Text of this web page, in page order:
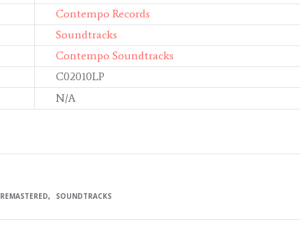
Contempo Records
Soundtracks
Contempo Soundtracks
C02010LP
N/A
REMASTERED, SOUNDTRACKS